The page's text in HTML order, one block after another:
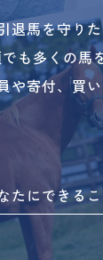
退馬を守り
でも多くの馬
や寄付、買
たにできるこ